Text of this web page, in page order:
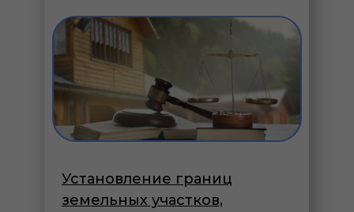
Установление границ
земельных участков,